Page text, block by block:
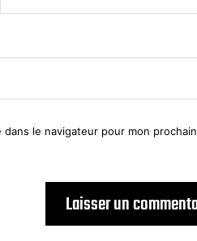
le navigateur pour mon prochain